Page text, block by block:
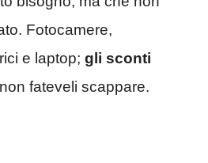
Fotocamere,
e laptop; gli sconti
fateveli scappare.